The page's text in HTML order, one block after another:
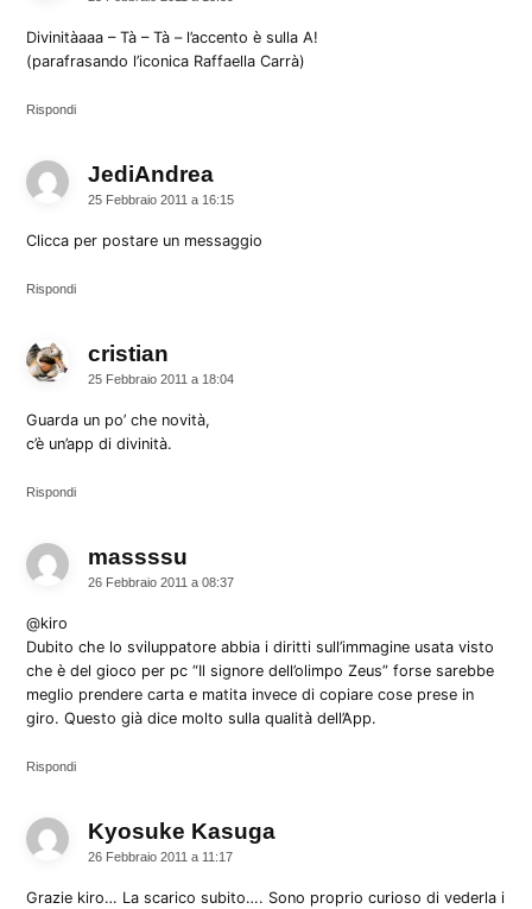
Divinitàaaa – Tà – Tà – l’accento è sulla A!
(parafrasando l’iconica Raffaella Carrà)
Rispondi
JediAndrea
25 Febbraio 2011 a 16:15
Clicca per postare un messaggio
Rispondi
cristian
25 Febbraio 2011 a 18:04
Guarda un po’ che novità,
c’è un’app di divinità.
Rispondi
massssu
26 Febbraio 2011 a 08:37
@kiro
Dubito che lo sviluppatore abbia i diritti sull’immagine usata visto
che è del gioco per pc “Il signore dell’olimpo Zeus” forse sarebbe
meglio prendere carta e matita invece di copiare cose prese in
giro. Questo già dice molto sulla qualità dell’App.
Rispondi
Kyosuke Kasuga
26 Febbraio 2011 a 11:17
Grazie kiro… La scarico subito…. Sono proprio curioso di vederla i